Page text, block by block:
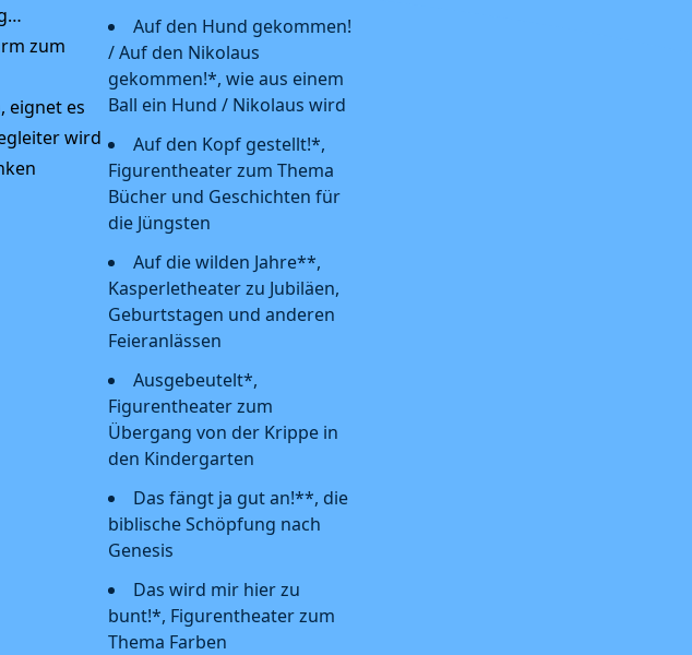
Auf den Hund gekommen!
/ Auf den Nikolaus
gekommen!*, wie aus einem
Ball ein Hund / Nikolaus wird
Auf den Kopf gestellt!*,
Figurentheater zum Thema
Bücher und Geschichten für
die Jüngsten
Auf die wilden Jahre**,
Kasperletheater zu Jubiläen,
Geburtstagen und anderen
Feieranlässen
Ausgebeutelt*,
Figurentheater zum
Übergang von der Krippe in
den Kindergarten
Das fängt ja gut an!**, die
biblische Schöpfung nach
Genesis
Das wird mir hier zu
bunt!*, Figurentheater zum
Thema Farben
zum
eignet es
wird